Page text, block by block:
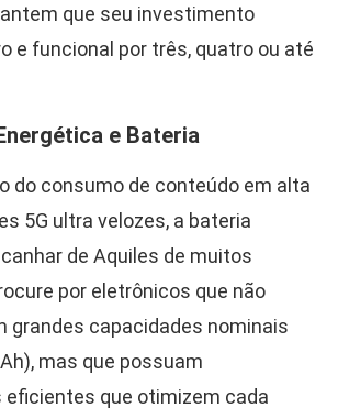
que seu investimento
e funcional por três, quatro ou até
e Bateria
do consumo de conteúdo em alta
5G ultra velozes, a bateria
de Aquiles de muitos
por eletrônicos que não
grandes capacidades nominais
mas que possuam
eficientes que otimizem cada